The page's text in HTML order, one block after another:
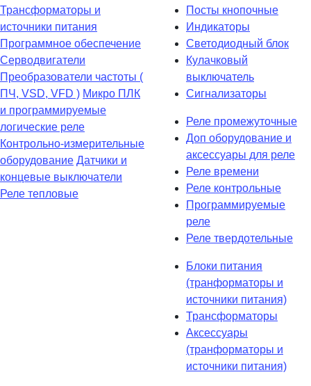
Транcформаторы и
источники питания
Программное обеспечение
Серводвигатели
Преобразователи частоты (
ПЧ, VSD, VFD ) Микро ПЛК
и программируемые
логические реле
Контрольно-измерительные
оборудование Датчики и
концевые выключатели
Реле тепловые
Посты кнопочные
Индикаторы
Светодиодный блок
Кулачковый
выключатель
Сигнализаторы
Реле промежуточные
Доп оборудование и
аксессуары для реле
Реле времени
Реле контрольные
Программируемые
реле
Реле твердотельные
Блоки питания
(транформаторы и
источники питания)
Трансформаторы
Аксессуары
(транформаторы и
источники питания)